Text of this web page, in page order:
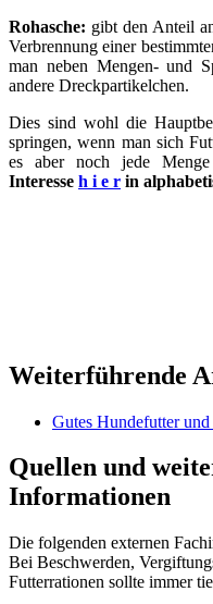
Rohasche: gibt den Anteil
Verbrennung einer
man neben Mengen- und
andere Dreckpartikelchen.
Dies sind wohl die
springen, wenn man sich
es aber noch jede
Interesse h i e r in
Weiterführende
Gutes Hundefutter
Quellen und
Informationen
Die folgenden externen
Bei Beschwerden,
Futterrationen sollte immer